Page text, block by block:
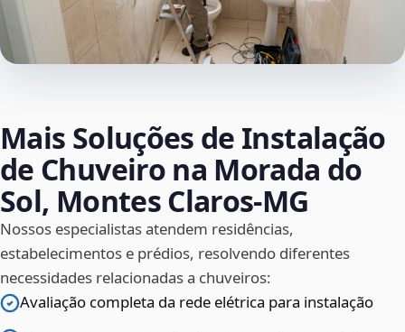
Mais Soluções de Instalação
de Chuveiro na Morada do
Sol, Montes Claros‑MG
Nossos especialistas atendem residências,
estabelecimentos e prédios, resolvendo diferentes
necessidades relacionadas a chuveiros:
Avaliação completa da rede elétrica para instalação